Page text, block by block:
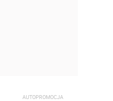
AUTOPROMOCJA